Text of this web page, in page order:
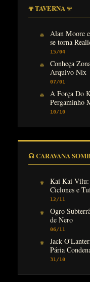
𖥬 TAVERNA 𖥬
Alan Moore
se torna
15/04
Conheça
Arquivo Nix
07/01
A Força Do
Pergaminho
10/10
☊ CARAVANA
Kai Kai Vilu:
Ciclones e
12/11
Ogro
de Nero
06/11
Jack
Pária
31/10